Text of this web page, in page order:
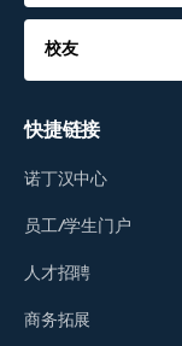
校友
快捷链接
诺丁汉中心
员工/学生门户
人才招聘
商务拓展